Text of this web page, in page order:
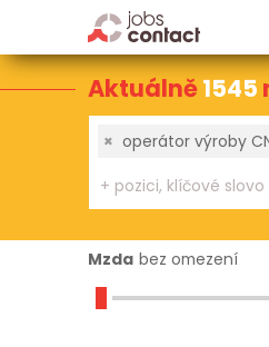
Aktuálně1545
× operátor výroby
Mzda bez omezení